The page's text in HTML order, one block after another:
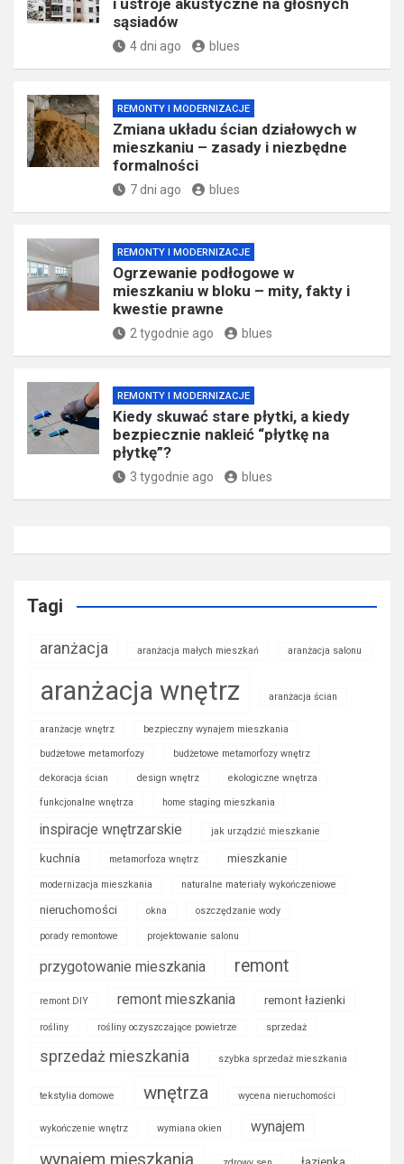
sąsiadów
4 dni ago blues
REMONTY I MODERNIZACJE
Zmiana układu ścian działowych w
mieszkaniu – zasady i niezbędne
formalności
7 dni ago blues
REMONTY I MODERNIZACJE
Ogrzewanie podłogowe w
mieszkaniu w bloku – mity, fakty i
kwestie prawne
2 tygodnie ago blues
REMONTY I MODERNIZACJE
Kiedy skuwać stare płytki, a kiedy
bezpiecznie nakleić “płytkę na
płytkę”?
3 tygodnie ago blues
Tagi
aranżacja aranżacja małych mieszkań aranżacja salonu
aranżacja wnętrz aranżacja ścian
aranżacje wnętrz bezpieczny wynajem mieszkania
budżetowe metamorfozy budżetowe metamorfozy wnętrz
dekoracja ścian design wnętrz ekologiczne wnętrza
funkcjonalne wnętrza home staging mieszkania
inspiracje wnętrzarskie jak urządzić mieszkanie
kuchnia metamorfoza wnętrz mieszkanie
modernizacja mieszkania naturalne materiały wykończeniowe
nieruchomości okna oszczędzanie wody
porady remontowe projektowanie salonu
przygotowanie mieszkania remont
remont DIY remont mieszkania remont łazienki
rośliny rośliny oczyszczające powietrze sprzedaż
sprzedaż mieszkania szybka sprzedaż mieszkania
tekstylia domowe wnętrza wycena nieruchomości
wykończenie wnętrz wymiana okien wynajem
wynajem mieszkania